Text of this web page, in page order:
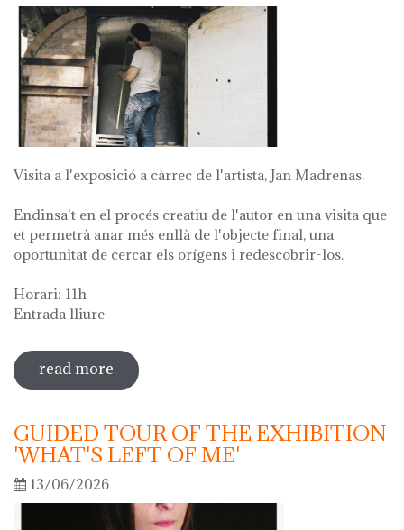
Visita a l'exposició a càrrec de l'artista, Jan Madrenas.
Endinsa't en el procés creatiu de l'autor en una visita que
et permetrà anar més enllà de l'objecte final, una
oportunitat de cercar els orígens i redescobrir-los.
Horari: 11h
Entrada lliure
read more sobre visita guiada a l'exposició 'anar a
la font'
GUIDED TOUR OF THE EXHIBITION
'WHAT'S LEFT OF ME'
13/06/2026